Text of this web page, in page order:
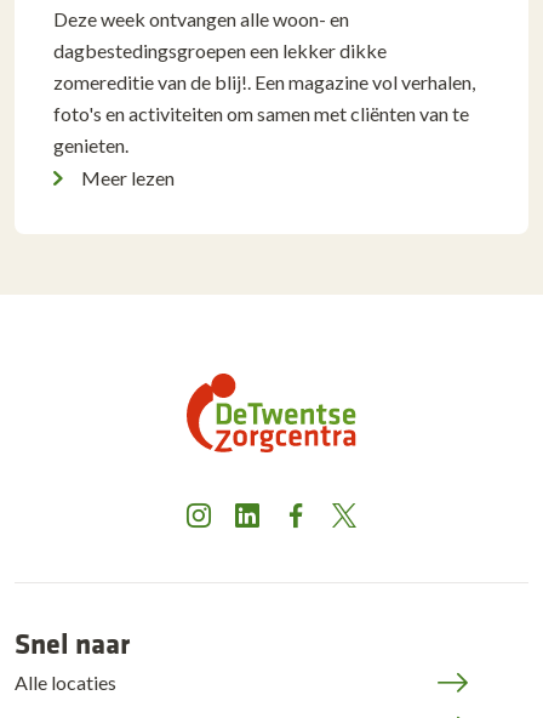
Deze week ontvangen alle woon- en
dagbestedingsgroepen een lekker dikke
zomereditie van de blij!. Een magazine vol verhalen,
foto's en activiteiten om samen met cliënten van te
genieten.
Meer lezen
InstagramLinkedInFacebook
X
Snel naar
Alle locaties